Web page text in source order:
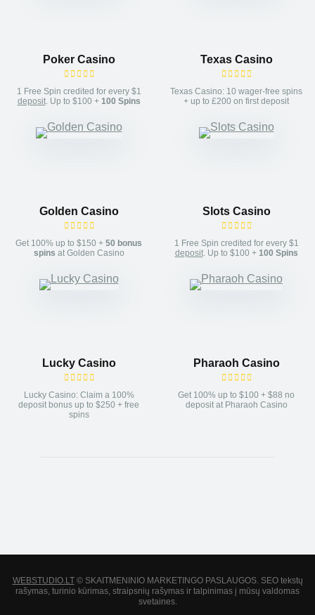
Poker Casino
1 Free Spin credited for every $1
deposit. Up to $100 + 100 Spins
Texas Casino
Texas Casino: 10 wager-free spins
+ up to £200 on first deposit
Golden Casino
Get 100% up to $150 + 50 bonus
spins at Golden Casino
Slots Casino
1 Free Spin credited for every $1
deposit. Up to $100 + 100 Spins
Lucky Casino
Lucky Casino: Claim a 100%
deposit bonus up to $250 + free
spins
Pharaoh Casino
Get 100% up to $100 + $88 no
deposit at Pharaoh Casino
WEBSTUDIO.LT© SKAITMENINIO MARKETINGO PASLAUGOS. SEO tekstų
rašymas, turinio kūrimas, straipsnių rašymas ir talpinimas į mūsų valdomas
svetaines.